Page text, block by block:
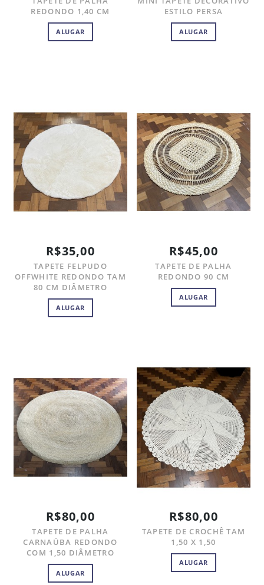
REDONDO 1,40 CM
ALUGAR
ESTILO PERSA
ALUGAR
R$35,00
TAPETE FELPUDO
OFFWHITE REDONDO TAM
80 CM DIÂMETRO
ALUGAR
R$45,00
TAPETE DE PALHA
REDONDO 90 CM
ALUGAR
R$80,00
TAPETE DE PALHA
CARNAÚBA REDONDO
COM 1,50 DIÂMETRO
ALUGAR
R$80,00
TAPETE DE CROCHÊ TAM
1,50 X 1,50
ALUGAR